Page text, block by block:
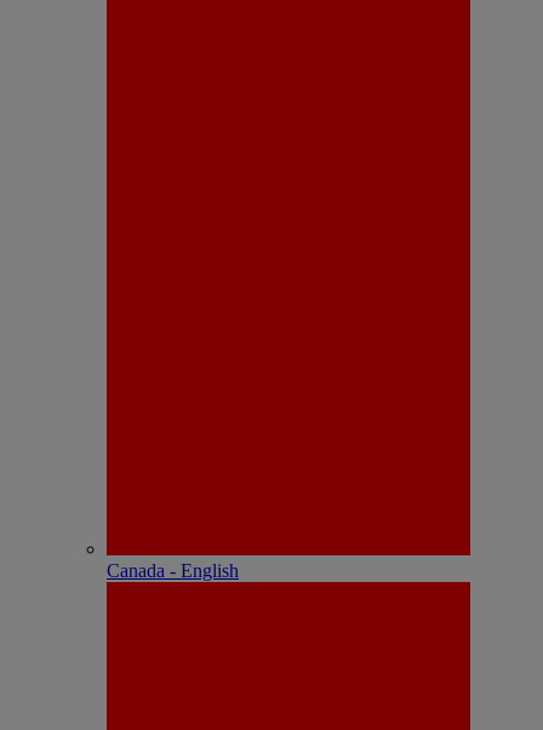
Canada - English